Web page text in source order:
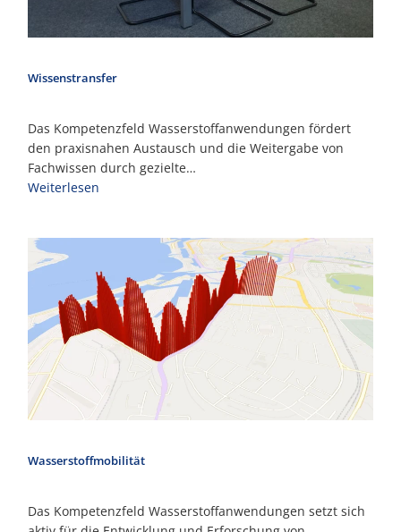
Wissenstransfer
Das Kompetenzfeld Wasserstoffanwendungen fördert
den praxisnahen Austausch und die Weitergabe von
Fachwissen durch gezielte…
Weiterlesen
Wasserstoffmobilität
Das Kompetenzfeld Wasserstoffanwendungen setzt sich